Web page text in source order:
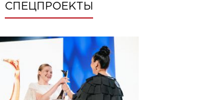
СПЕЦПРОЕКТЫ